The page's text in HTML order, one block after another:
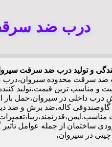
درب ضد
و تولید درب ضد سرقت
ضد سرقت محدوده
و مناسب ترین قیمت،تولید
داخلی در سیروان،حمل بار
در سیروان،